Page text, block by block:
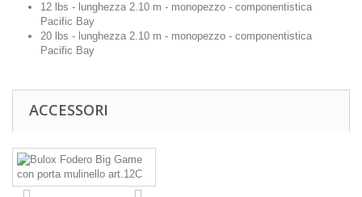
12 lbs - lunghezza 2.10 m - monopezzo - componentistica
Pacific Bay
20 lbs - lunghezza 2.10 m - monopezzo - componentistica
Pacific Bay
ACCESSORI